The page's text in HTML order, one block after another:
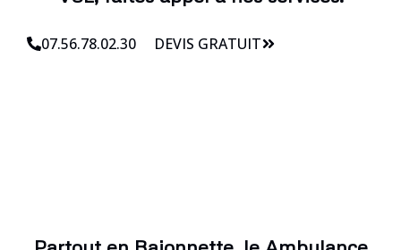
07.56.78.02.30 DEVIS GRATUIT